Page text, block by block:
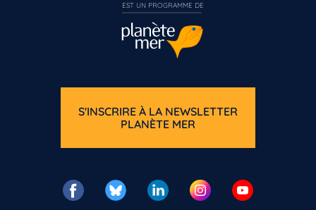
S'INSCRIRE À LA NEWSLETTER
PLANÈTE MER